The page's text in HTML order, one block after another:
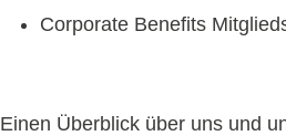
Corporate Benefits
Einen Überblick über uns und